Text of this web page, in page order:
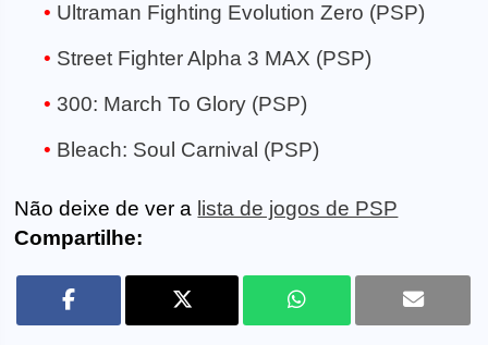
Ultraman Fighting Evolution Zero (PSP)
Street Fighter Alpha 3 MAX (PSP)
300: March To Glory (PSP)
Bleach: Soul Carnival (PSP)
Não deixe de ver a lista de jogos de PSP
Compartilhe: